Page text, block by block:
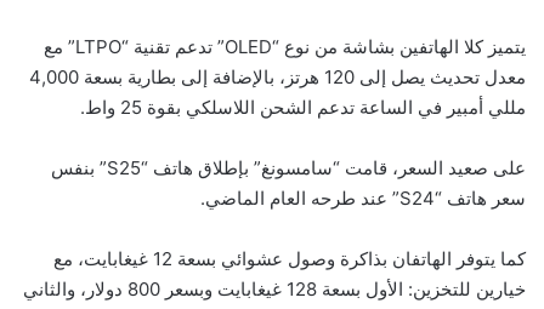
يتميز كلا الهاتفين بشاشة من نوع “OLED” تدعم تقنية “LTPO” مع
معدل تحديث يصل إلى 120 هرتز، بالإضافة إلى بطارية بسعة 4,000
مللي أمبير في الساعة تدعم الشحن اللاسلكي بقوة 25 واط.
على صعيد السعر، قامت “سامسونغ” بإطلاق هاتف “S25” بنفس
سعر هاتف “S24” عند طرحه العام الماضي.
كما يتوفر الهاتفان بذاكرة وصول عشوائي بسعة 12 غيغابايت، مع
خيارين للتخزين: الأول بسعة 128 غيغابايت وبسعر 800 دولار، والثاني